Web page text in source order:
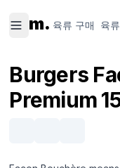
m. 육류 구매 육
매
Burgers
Premium